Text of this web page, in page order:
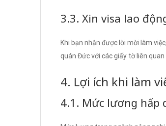
3.3. Xin visa lao
Khi bạn nhận được lời mời làm
quán Đức với các giấy tờ liên
4. Lợi ích khi làm
4.1. Mức lương hấp